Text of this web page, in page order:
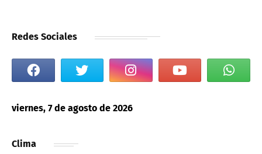
Redes Sociales
viernes, 7 de agosto de 2026
Clima